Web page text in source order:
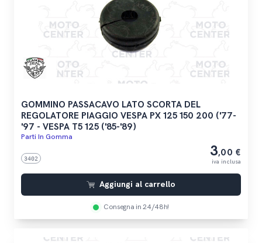
GOMMINO PASSACAVO LATO SCORTA DEL
REGOLATORE PIAGGIO VESPA PX 125 150 200 ('77-
'97 - VESPA T5 125 ('85-'89)
Parti In Gomma
3402 3,00 €
iva inclusa
Aggiungi al carrello
Consegna in 24/48h!